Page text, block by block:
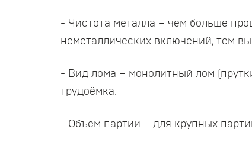
- Чистота металла – чем больше
неметаллических включений, тем
- Вид лома – монолитный лом
трудоёмка.
- Объем партии – для крупных